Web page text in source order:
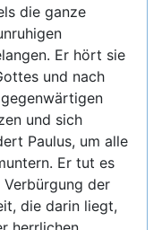
die ganze
Er hört sie
und nach
und sich
Paulus, um alle
Er tut es
der
die darin liegt,